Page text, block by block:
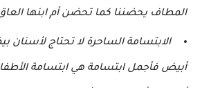
المطاف يحضننا كما تحضن أم ابنها
الابتسامة الساحرة لا تحتاج لأسنان
أبيض فأجمل ابتسامة هي ابتسامة